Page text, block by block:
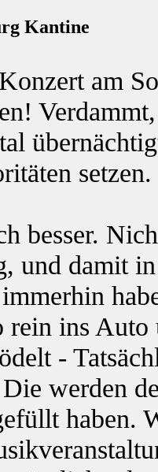
Kantine
am
setzen.
besser.
und damit
ins
-
werden
haben.